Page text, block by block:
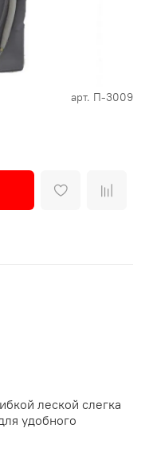
арт. П-3009
леской слегка
удобного
качества со